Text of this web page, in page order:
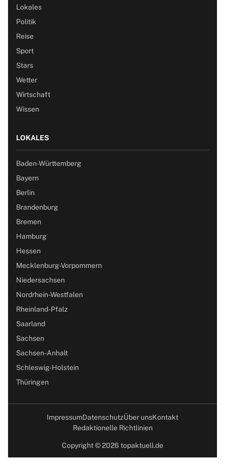
Lokales
Politik
Reise
Sport
Stars
Wetter
Wirtschaft
Wissen
LOKALES
Baden-Württemberg
Bayern
Berlin
Brandenburg
Bremen
Hamburg
Hessen
Mecklenburg-Vorpommern
Niedersachsen
Nordrhein-Westfalen
Rheinland-Pfalz
Saarland
Sachsen
Sachsen-Anhalt
Schleswig-Holstein
Thüringen
ImpressumDatenschutzÜber unsKontakt
Redaktionelle Richtlinien
Copyright © 2026 topaktuell.de